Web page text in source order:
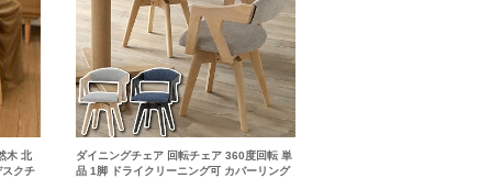
木 北
スクチ
ダイニングチェア 回転チェア 360度回転 単
品 1脚 ドライクリーニング可 カバーリング